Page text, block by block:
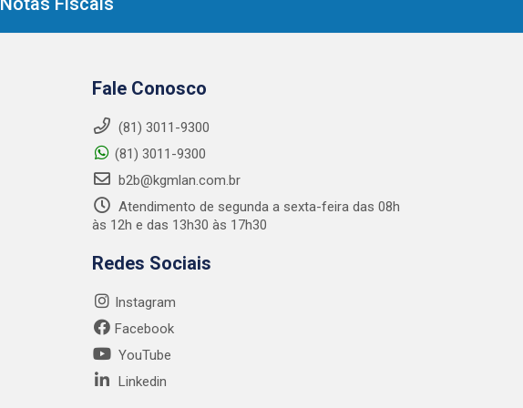
Fale Conosco
(81) 3011-9300
(81) 3011-9300
b2b@kgmlan.com.br
Atendimento de segunda a sexta-feira das 08h
às 12h e das 13h30 às 17h30
Redes Sociais
Instagram
Facebook
YouTube
Linkedin